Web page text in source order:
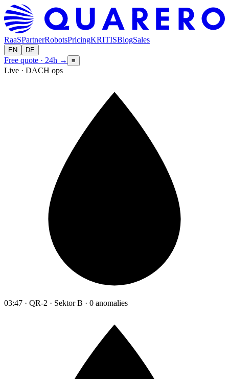
RaaSPartnerRobotsPricingKRITISBlogSales
EN DE
Free quote · 24h → ≡
Live · DACH ops
03:47 · QR-2 · Sektor B · 0 anomalies